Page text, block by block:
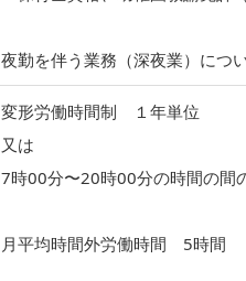
夜勤を伴う業務（深夜業）につ
変形労働時間制 １年単位
又は
7時00分〜20時00分の時間の間
月平均時間外労働時間 5時間